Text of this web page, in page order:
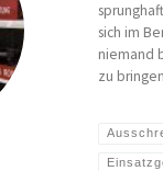
sich im
niemand
zu